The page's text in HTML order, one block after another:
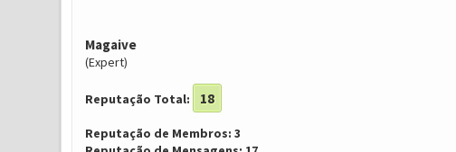
Magaive
(Expert)
Reputação Total: 18
Reputação de Membros: 3